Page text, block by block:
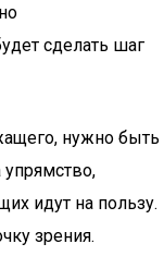
сделать шаг
нужно быть
идут на пользу.
зрения.